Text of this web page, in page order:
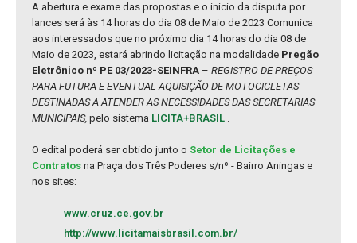
A abertura e exame das propostas e o inicio da disputa por
lances será às 14 horas do dia 08 de Maio de 2023 Comunica
aos interessados que no próximo dia 14 horas do dia 08 de
Maio de 2023, estará abrindo licitação na modalidade Pregão
Eletrônico nº PE 03/2023-SEINFRA – REGISTRO DE PREÇOS
PARA FUTURA E EVENTUAL AQUISIÇÃO DE MOTOCICLETAS
DESTINADAS A ATENDER AS NECESSIDADES DAS SECRETARIAS
MUNICIPAIS, pelo sistema LICITA+BRASIL .
O edital poderá ser obtido junto o Setor de Licitações e
Contratos na Praça dos Três Poderes s/nº - Bairro Aningas e
nos sites:
www.cruz.ce.gov.br
http://www.licitamaisbrasil.com.br/